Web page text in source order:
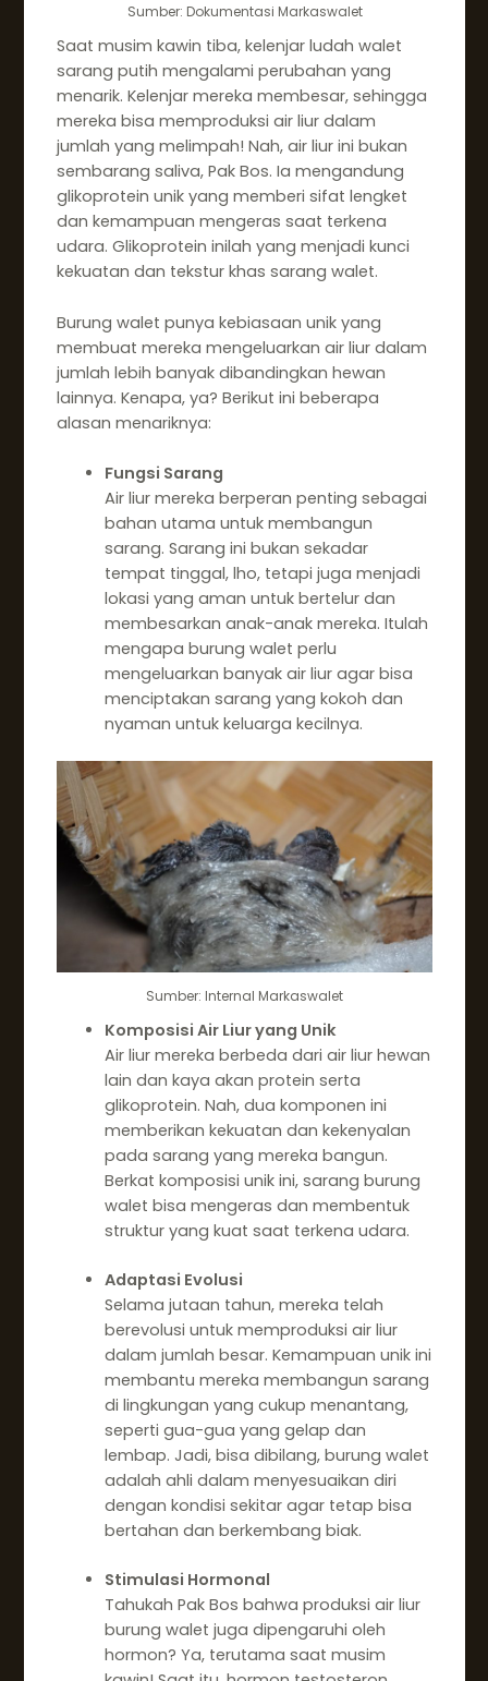
Sumber: Dokumentasi Markaswalet
Saat musim kawin tiba, kelenjar ludah walet
sarang putih mengalami perubahan yang
menarik. Kelenjar mereka membesar, sehingga
mereka bisa memproduksi air liur dalam
jumlah yang melimpah! Nah, air liur ini bukan
sembarang saliva, Pak Bos. Ia mengandung
glikoprotein unik yang memberi sifat lengket
dan kemampuan mengeras saat terkena
udara. Glikoprotein inilah yang menjadi kunci
kekuatan dan tekstur khas sarang walet.
Burung walet punya kebiasaan unik yang
membuat mereka mengeluarkan air liur dalam
jumlah lebih banyak dibandingkan hewan
lainnya. Kenapa, ya? Berikut ini beberapa
alasan menariknya:
Fungsi Sarang
Air liur mereka berperan penting sebagai
bahan utama untuk membangun
sarang. Sarang ini bukan sekadar
tempat tinggal, lho, tetapi juga menjadi
lokasi yang aman untuk bertelur dan
membesarkan anak-anak mereka. Itulah
mengapa burung walet perlu
mengeluarkan banyak air liur agar bisa
menciptakan sarang yang kokoh dan
nyaman untuk keluarga kecilnya.
Sumber: Internal Markaswalet
Komposisi Air Liur yang Unik
Air liur mereka berbeda dari air liur hewan
lain dan kaya akan protein serta
glikoprotein. Nah, dua komponen ini
memberikan kekuatan dan kekenyalan
pada sarang yang mereka bangun.
Berkat komposisi unik ini, sarang burung
walet bisa mengeras dan membentuk
struktur yang kuat saat terkena udara.
Adaptasi Evolusi
Selama jutaan tahun, mereka telah
berevolusi untuk memproduksi air liur
dalam jumlah besar. Kemampuan unik ini
membantu mereka membangun sarang
di lingkungan yang cukup menantang,
seperti gua-gua yang gelap dan
lembap. Jadi, bisa dibilang, burung walet
adalah ahli dalam menyesuaikan diri
dengan kondisi sekitar agar tetap bisa
bertahan dan berkembang biak.
Stimulasi Hormonal
Tahukah Pak Bos bahwa produksi air liur
burung walet juga dipengaruhi oleh
hormon? Ya, terutama saat musim